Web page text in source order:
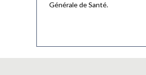
Générale de Santé.